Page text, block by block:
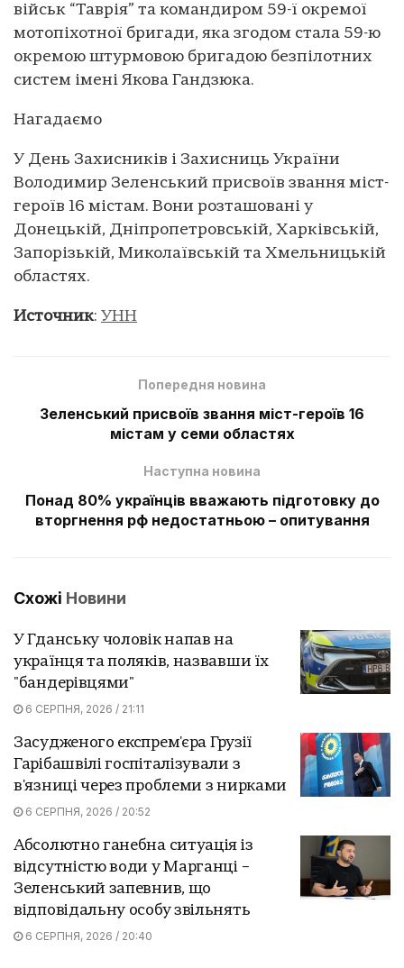
військ “Таврія” та командиром 59-ї окремої
мотопіхотної бригади, яка згодом стала 59-ю
окремою штурмовою бригадою безпілотних
систем імені Якова Гандзюка.
Нагадаємо
У День Захисників і Захисниць України
Володимир Зеленський присвоїв звання міст-
героїв 16 містам. Вони розташовані у
Донецькій, Дніпропетровській, Харківській,
Запорізькій, Миколаївській та Хмельницькій
областях.
Источник: УНН
Попередня новина
Зеленський присвоїв звання міст-героїв 16
містам у семи областях
Наступна новина
Понад 80% українців вважають підготовку до
вторгнення рф недостатньою – опитування
Схожі Новини
У Гданську чоловік напав на
українця та поляків, назвавши їх
"бандерівцями"
6 СЕРПНЯ, 2026 / 21:11
Засудженого експрем'єра Грузії
Гарібашвілі госпіталізували з
в'язниці через проблеми з нирками
6 СЕРПНЯ, 2026 / 20:52
Абсолютно ганебна ситуація із
відсутністю води у Марганці –
Зеленський запевнив, що
відповідальну особу звільнять
6 СЕРПНЯ, 2026 / 20:40